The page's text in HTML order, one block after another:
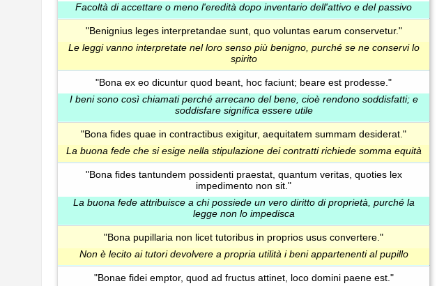
Facoltà di accettare o meno l'eredità dopo inventario dell'attivo e del passivo
"Benignius leges interpretandae sunt, quo voluntas earum conservetur."
Le leggi vanno interpretate nel loro senso più benigno, purché se ne conservi lo
spirito
"Bona ex eo dicuntur quod beant, hoc faciunt; beare est prodesse."
I beni sono così chiamati perché arrecano del bene, cioè rendono soddisfatti; e
soddisfare significa essere utile
"Bona fides quae in contractibus exigitur, aequitatem summam desiderat."
La buona fede che si esige nella stipulazione dei contratti richiede somma equità
"Bona fides tantundem possidenti praestat, quantum veritas, quoties lex
impedimento non sit."
La buona fede attribuisce a chi possiede un vero diritto di proprietà, purché la
legge non lo impedisca
"Bona pupillaria non licet tutoribus in proprios usus convertere."
Non è lecito ai tutori devolvere a propria utilità i beni appartenenti al pupillo
"Bonae fidei emptor, quod ad fructus attinet, loco domini paene est."